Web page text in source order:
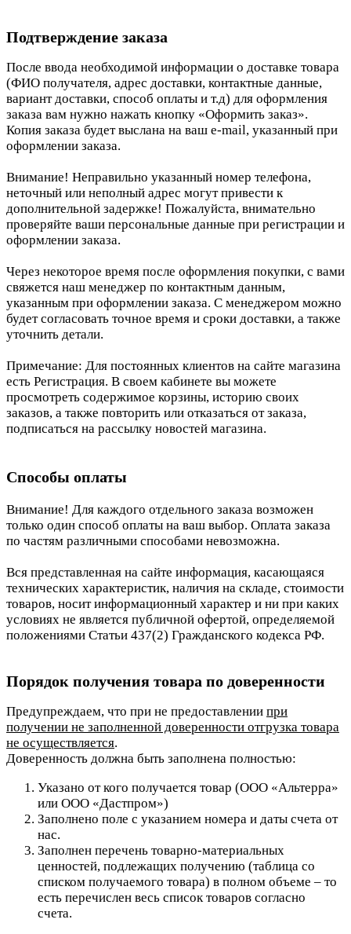
Подтверждение заказа
После ввода необходимой информации о доставке товара
(ФИО получателя, адрес доставки, контактные данные,
вариант доставки, способ оплаты и т.д) для оформления
заказа вам нужно нажать кнопку «Оформить заказ».
Копия заказа будет выслана на ваш e-mail, указанный при
оформлении заказа.
Внимание! Неправильно указанный номер телефона,
неточный или неполный адрес могут привести к
дополнительной задержке! Пожалуйста, внимательно
проверяйте ваши персональные данные при регистрации и
оформлении заказа.
Через некоторое время после оформления покупки, с вами
свяжется наш менеджер по контактным данным,
указанным при оформлении заказа. С менеджером можно
будет согласовать точное время и сроки доставки, а также
уточнить детали.
Примечание: Для постоянных клиентов на сайте магазина
есть Регистрация. В своем кабинете вы можете
просмотреть содержимое корзины, историю своих
заказов, а также повторить или отказаться от заказа,
подписаться на рассылку новостей магазина.
Способы оплаты
Внимание! Для каждого отдельного заказа возможен
только один способ оплаты на ваш выбор. Оплата заказа
по частям различными способами невозможна.
Вся представленная на сайте информация, касающаяся
технических характеристик, наличия на складе, стоимости
товаров, носит информационный характер и ни при каких
условиях не является публичной офертой, определяемой
положениями Статьи 437(2) Гражданского кодекса РФ.
Порядок получения товара по доверенности
Предупреждаем, что при не предоставлении при
получении не заполненной доверенности отгрузка товара
не осуществляется.
Доверенность должна быть заполнена полностью:
Указано от кого получается товар (ООО «Альтерра»
или ООО «Дастпром»)
Заполнено поле с указанием номера и даты счета от
нас.
Заполнен перечень товарно-материальных
ценностей, подлежащих получению (таблица со
списком получаемого товара) в полном объеме – то
есть перечислен весь список товаров согласно
счета.